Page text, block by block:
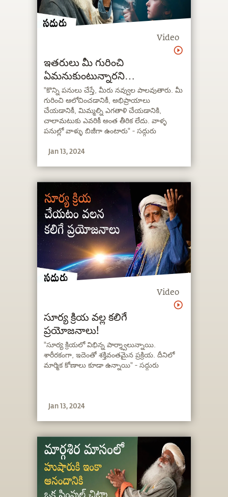
Video
ఇతరులు మీ గురించి
ఏమనుకుంటున్నారని
చింతిస్తున్నారా?
"కొన్ని పనులు చేస్తే, మీరు నవ్వుల పాలవుతారు. మీ
గురించి ఆలోచించడానికీ, అభిప్రాయాలు
చేయడానికీ, మిమ్మల్ని ఎగతాళి చేయడానికి,
చాలామటుకు ఎవరికీ అంత తీరిక లేదు. వాళ్ళ
పనుల్లో వాళ్ళు బిజీగా ఉంటారు" - సద్గురు
Jan 13, 2024
Video
సూర్య క్రియ వల్ల కలిగే
ప్రయోజనాలు!
"సూర్య క్రియలో విభిన్న పార్శ్వాలున్నాయి.
శారీరకంగా, ఇదెంతో శక్తివంతమైన ప్రక్రియ. దీనిలో
మార్మిక కోణాలు కూడా ఉన్నాయి" - సద్గురు
Jan 13, 2024